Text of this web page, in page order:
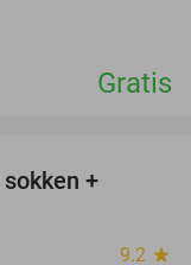
Gratis
+
9.2 star